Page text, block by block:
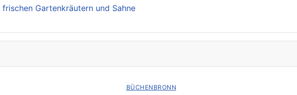
Gartenkräutern und Sahne
BÜCHENBRONN